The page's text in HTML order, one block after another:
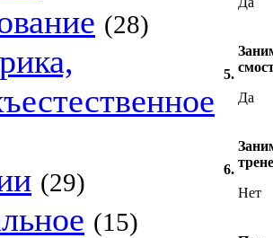
(28)
(29)
(15)
5.
Да
6.
Нет